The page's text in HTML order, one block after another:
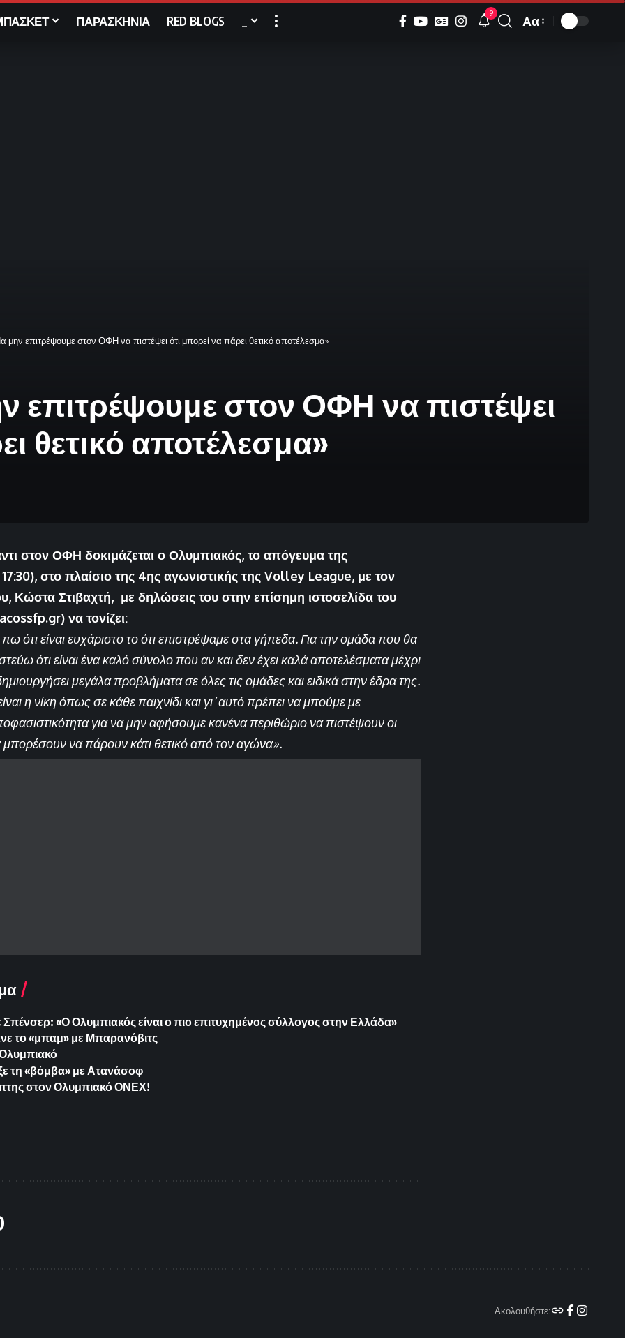
ΠΑΡΑΣΚΗΝΙΑ RED BLOGS 9
Font
Αα
μην επιτρέψουμε στον ΟΦΗ να πιστέψει ότι μπορεί να πάρει θετικό αποτέλεσμα»
επιτρέψουμε στον ΟΦΗ να πιστέψει
θετικό αποτέλεσμα»
στον ΟΦΗ δοκιμάζεται ο Ολυμπιακός, το απόγευμα της
στο πλαίσιο της 4ης αγωνιστικής της Volley League, με τον
Κώστα Στιβαχτή, με δηλώσεις του στην επίσημη ιστοσελίδα του
να τονίζει:
ότι είναι ευχάριστο το ότι επιστρέψαμε στα γήπεδα. Για την ομάδα που θα
ότι είναι ένα καλό σύνολο που αν και δεν έχει καλά αποτελέσματα μέχρι
μεγάλα προβλήματα σε όλες τις ομάδες και ειδικά στην έδρα της.
η νίκη όπως σε κάθε παιχνίδι και γι’ αυτό πρέπει να μπούμε με
για να μην αφήσουμε κανένα περιθώριο να πιστέψουν οι
μπορέσουν να πάρουν κάτι θετικό από τον αγώνα».
«Ο Ολυμπιακός είναι ο πιο επιτυχημένος σύλλογος στην Ελλάδα»
το «μπαμ» με Μπαρανόβιτς
τη «βόμβα» με Ατανάσοφ
στον Ολυμπιακό ΟΝΕΧ!
Ακολουθήστε: